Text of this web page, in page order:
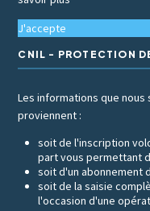
J'accepte
CNIL - PROTECTION
Les informations que
proviennent :
soit de l'inscription
part vous permettant
soit d'un abonnement
soit de la saisie
l'occasion d'une